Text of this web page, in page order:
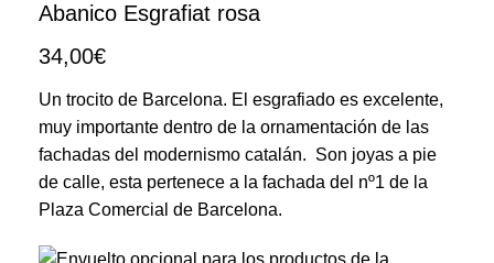
Abanico Esgrafiat rosa
34,00€
Un trocito de Barcelona. El esgrafiado es excelente,
muy importante dentro de la ornamentación de las
fachadas del modernismo catalán. Son joyas a pie
de calle, esta pertenece a la fachada del nº1 de la
Plaza Comercial de Barcelona.